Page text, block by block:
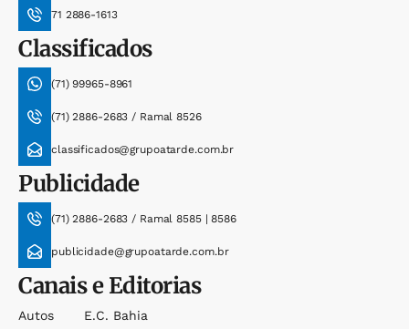
71 2886-1613
Classificados
(71) 99965-8961
(71) 2886-2683 / Ramal 8526
classificados@grupoatarde.com.br
Publicidade
(71) 2886-2683 / Ramal 8585 | 8586
publicidade@grupoatarde.com.br
Canais e Editorias
Autos
E.c. Bahia